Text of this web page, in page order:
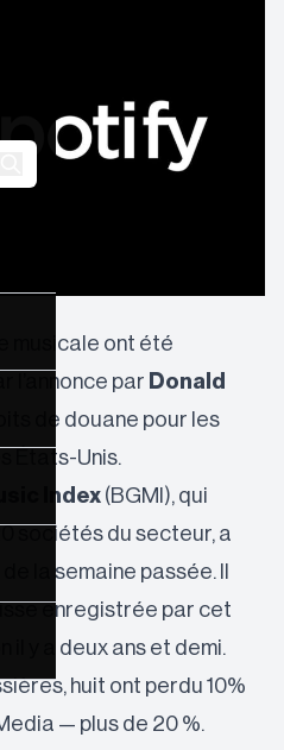
musicale ont été
l’annonce par Donald
de douane pour les
États-Unis.
Index (BGMI), qui
sociétés du secteur, a
la semaine passée. Il
enregistrée par cet
il y a deux ans et demi.
huit ont perdu 10%
— plus de 20 %.